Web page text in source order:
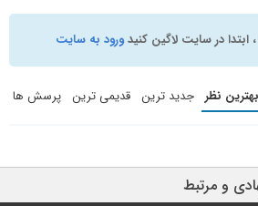
در سایت لاگین کنیدورود به سایت
بهترین نظر جدید ترین قدیمی ترین پرسش ها
و مرتبط